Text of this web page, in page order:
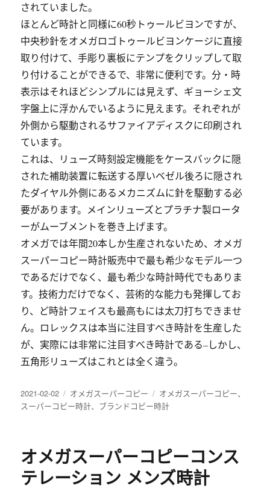
されていました。
ほとんど時計と同様に60秒トゥールビヨンですが、
中央秒針をオメガロゴトゥールビヨンケージに直接
取り付けて、手彫り裏板にテンプをクリップして取
り付けることができるで、非常に便利です。分・時
表示はそれほどシンプルには見えず、ギョーシェ文
字盤上に浮かんでいるように見えます。それぞれが
外側から駆動されるサファイアディスクに印刷され
ています。
これは、リューズ時刻設定機能をケースバックに隠
された補助装置に転送する厚いベゼル後ろに隠され
たダイヤル外側にあるメカニズムに針を駆動する必
要があります。メインリューズとプラチナ製ロータ
ーがムーブメントを巻き上げます。
オメガでは年間20本しか生産されないため、オメガ
スーパーコピー時計販売中で最も希少なモデル一つ
であるだけでなく、最も希少な時計時代でもありま
す。技術力だけでなく、芸術的な能力も発揮してお
り、ど時計フェイスも最高もには太刀打ちできませ
ん。ロレックスは本当に注目すべき時計を生産した
が、実際には非常に注目すべき時計である–しかし、
五角形リューズはこれとは全く違う。
发
布
2021-02-02
分
类
オメガスーパーコピー
标
签
オメガスーパーコピー、
スーパーコピー時計、 ブランドコピー時計
オメガスーパーコピーコンス
テレーション メンズ時計